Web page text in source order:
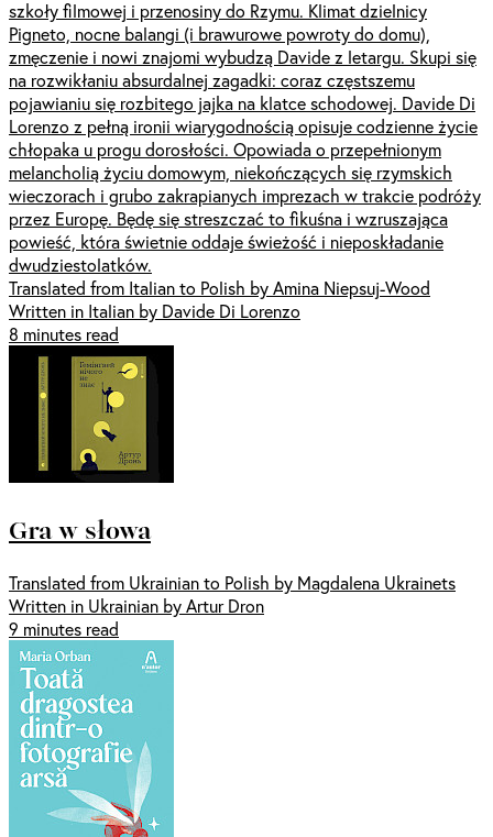
szkoły filmowej i przenosiny do Rzymu. Klimat dzielnicy
Pigneto, nocne balangi (i brawurowe powroty do domu),
zmęczenie i nowi znajomi wybudzą Davide z letargu. Skupi się
na rozwikłaniu absurdalnej zagadki: coraz częstszemu
pojawianiu się rozbitego jajka na klatce schodowej. Davide Di
Lorenzo z pełną ironii wiarygodnością opisuje codzienne życie
chłopaka u progu dorosłości. Opowiada o przepełnionym
melancholią życiu domowym, niekończących się rzymskich
wieczorach i grubo zakrapianych imprezach w trakcie podróży
przez Europę. Będę się streszczać to fikuśna i wzruszająca
powieść, która świetnie oddaje świeżość i nieposkładanie
dwudziestolatków.
Translated from Italian to Polish by Amina Niepsuj-Wood
Written in Italian by Davide Di Lorenzo
8 minutes read
Gra w słowa
Translated from Ukrainian to Polish by Magdalena Ukrainets
Written in Ukrainian by Artur Dron
9 minutes read